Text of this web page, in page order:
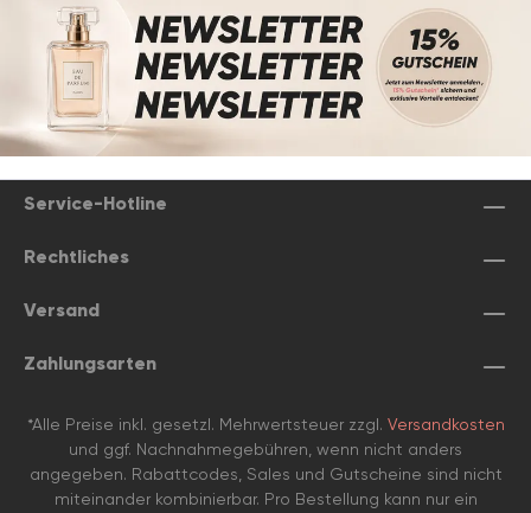
Service-Hotline
Rechtliches
Versand
Zahlungsarten
*Alle Preise inkl. gesetzl. Mehrwertsteuer zzgl. Versandkosten
und ggf. Nachnahmegebühren, wenn nicht anders
angegeben. Rabattcodes, Sales und Gutscheine sind nicht
miteinander kombinierbar. Pro Bestellung kann nur ein